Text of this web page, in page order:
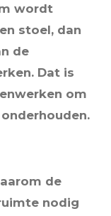
wordt
stoel, dan
de
Dat is
om
de
nodig